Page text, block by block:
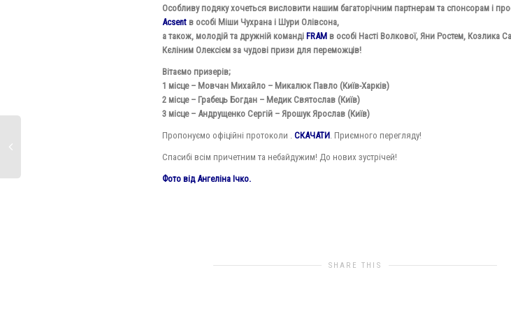
Особливу подяку хочеться висловити нашим багаторічним партнерам та спонсорам і
Acsent в особі Міши Чухрана і Шури Олівсона,
а також, молодій та дружній команді FRAM в особі Насті Волкової, Яни Ростем, Козлика
Кєліним Олексієм за чудові призи для переможців!
Вітаємо призерів;
1 місце – Мовчан Михайло – Микалюк Павло (Київ-Харків)
2 місце – Грабець Богдан – Медик Святослав (Київ)
3 місце – Андрущенко Сергій – Ярошук Ярослав (Київ)
Пропонуємо офіційні протоколи . СКАЧАТИ . Приємного перегляду!
Спасибі всім причетним та небайдужим! До нових зустрічей!
Фото від Ангеліна Ічко.
SHARE THIS